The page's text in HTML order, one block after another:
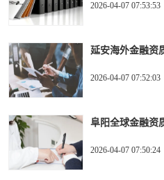
2026-04-07 07:53:53
延安海外金融资
2026-04-07 07:52:03
阜阳全球金融资
2026-04-07 07:50:24